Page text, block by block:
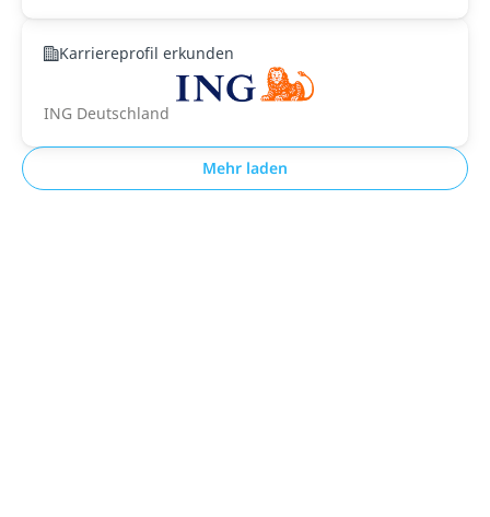
Karriereprofil erkunden
ING Deutschland
Mehr laden